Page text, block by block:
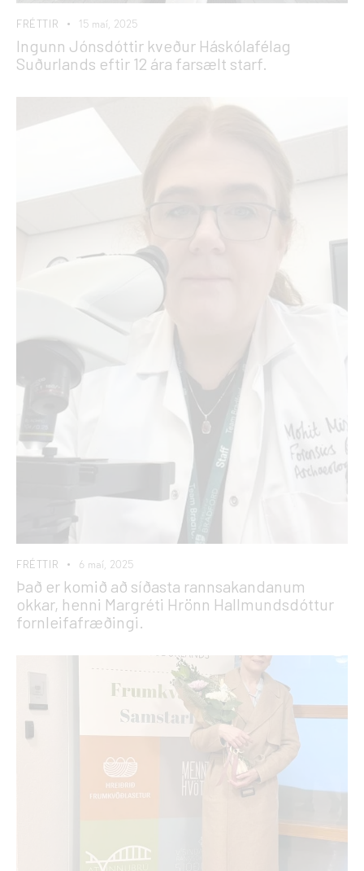
FRÉTTIR 15 maí, 2025
Ingunn Jónsdóttir kveður Háskólafélag
Suðurlands eftir 12 ára farsælt starf.
FRÉTTIR 6 maí, 2025
Það er komið að síðasta rannsakandanum
okkar, henni Margréti Hrönn Hallmundsdóttur
fornleifafræðingi.